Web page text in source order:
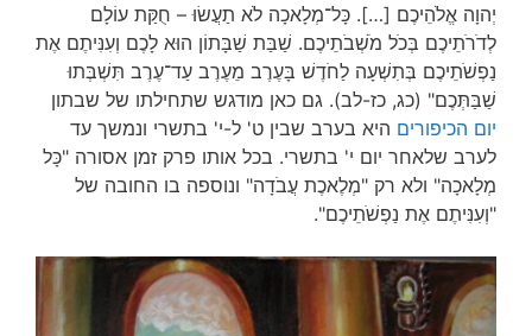
יְהוָה אֱלֹהֵיכֶם […]. כָּל־מְלָאכָה לֹא תַעֲשׂוּ – חֻקַּת עוֹלָם
לְדֹרֹתֵיכֶם בְּכֹל מֹשְׁבֹתֵיכֶם. שַׁבַּת שַׁבָּתוֹן הוּא לָכֶם וְעִנִּיתֶם אֶת
נַפְשֹׁתֵיכֶם בְּתִשְׁעָה לַחֹדֶשׁ בָּעֶרֶב מֵעֶרֶב עַד־עֶרֶב תִּשְׁבְּתוּ
שַׁבַּתְּכֶם" (כג, כז-לב). גם כאן מודגש שתחילתו של שבתון
יום הכיפורים היא בערב שבין ט' ל-י' בתשרי ונמשך עד
לערב שלאחר יום י' בתשרי. בכל אותו פרק זמן אסורה "כָּל
מְלָאכָה" ולא רק "מְלֶאכֶת עֲבֹדָה" ונוספה בו החובה של
"וְעִנִּיתֶם אֶת נַפְשֹׁתֵיכֶם".